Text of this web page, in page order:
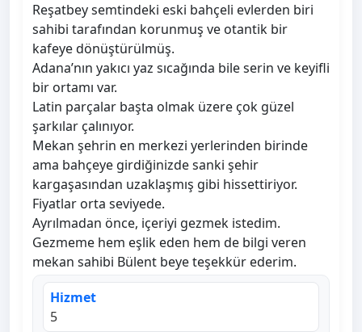
Reşatbey semtindeki eski bahçeli evlerden biri
sahibi tarafından korunmuş ve otantik bir
kafeye dönüştürülmüş.
Adana’nın yakıcı yaz sıcağında bile serin ve keyifli
bir ortamı var.
Latin parçalar başta olmak üzere çok güzel
şarkılar çalınıyor.
Mekan şehrin en merkezi yerlerinden birinde
ama bahçeye girdiğinizde sanki şehir
kargaşasından uzaklaşmış gibi hissettiriyor.
Fiyatlar orta seviyede.
Ayrılmadan önce, içeriyi gezmek istedim.
Gezmeme hem eşlik eden hem de bilgi veren
mekan sahibi Bülent beye teşekkür ederim.
Hizmet
5